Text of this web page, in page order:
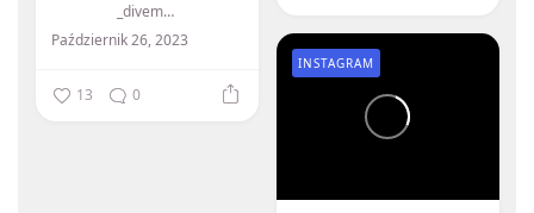
_divemed_
Październik 26, 2023
13 0
INSTAGRAM